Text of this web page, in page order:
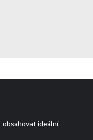
ideální